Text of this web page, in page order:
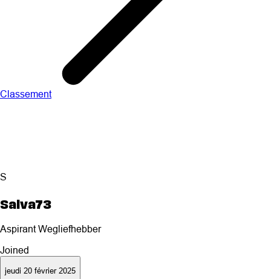
Classement
S
Salva73
Aspirant Wegliefhebber
Joined
jeudi 20 février 2025